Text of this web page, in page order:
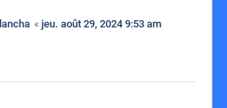
« jeu. août 29, 2024 9:53 am